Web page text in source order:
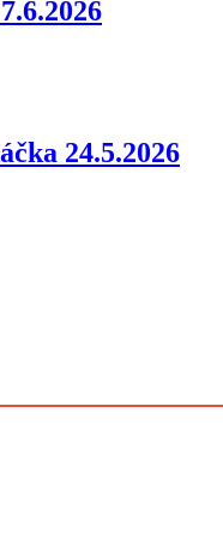
24.5.2026